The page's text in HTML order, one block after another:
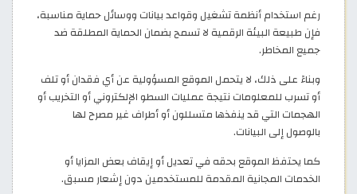
رغم استخدام أنظمة تشغيل وقواعد بيانات ووسائل حماية مناسبة،
فإن طبيعة البيئة الرقمية لا تسمح بضمان الحماية المطلقة ضد
جميع المخاطر.
وبناءً على ذلك، لا يتحمل الموقع المسؤولية عن أي فقدان أو تلف
أو تسرب للمعلومات نتيجة عمليات السطو الإلكتروني أو التخريب أو
الهجمات التي قد ينفذها متسللون أو أطراف غير مصرح لها
بالوصول إلى البيانات.
كما يحتفظ الموقع بحقه في تعديل أو إيقاف بعض المزايا أو
الخدمات المجانية المقدمة للمستخدمين دون إشعار مسبق.